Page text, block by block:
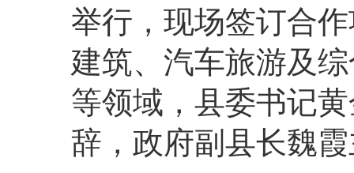
举行，现场签订合
建筑、汽车旅游及
等领域，县委书记
辞，政府副县长魏